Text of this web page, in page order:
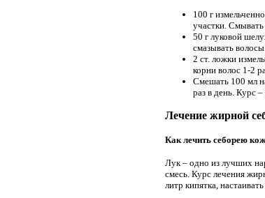
100 г
участки. Смывать
50 г луковой
смазывать
2 ст. ложки
корни волос 1-2
Смешать 100 мл
раз в день. Курс
Лечение жирной
Как лечить себорею
Лук – одно из лучших
смесь. Курс лечения
литр кипятка,